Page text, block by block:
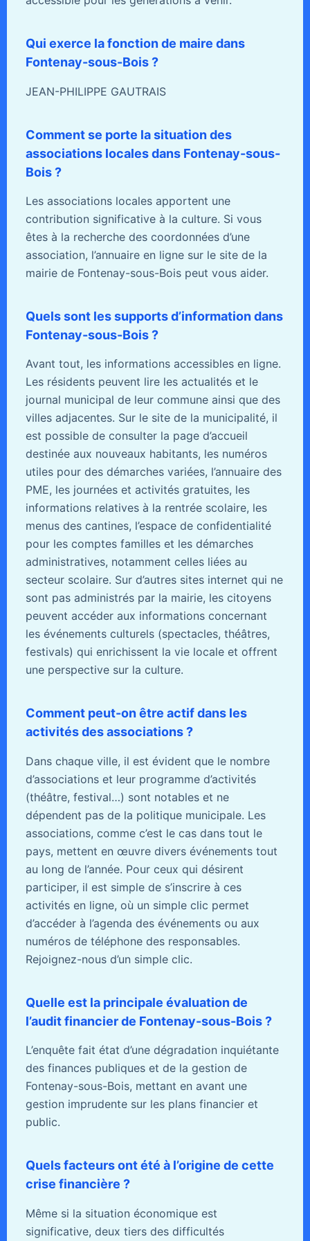
Qui exerce la fonction de maire dans
Fontenay-sous-Bois ?
JEAN-PHILIPPE GAUTRAIS
Comment se porte la situation des
associations locales dans Fontenay-sous-
Bois ?
Les associations locales apportent une
contribution significative à la culture. Si vous
êtes à la recherche des coordonnées d’une
association, l’annuaire en ligne sur le site de la
mairie de Fontenay-sous-Bois peut vous aider.
Quels sont les supports d’information dans
Fontenay-sous-Bois ?
Avant tout, les informations accessibles en ligne.
Les résidents peuvent lire les actualités et le
journal municipal de leur commune ainsi que des
villes adjacentes. Sur le site de la municipalité, il
est possible de consulter la page d’accueil
destinée aux nouveaux habitants, les numéros
utiles pour des démarches variées, l’annuaire des
PME, les journées et activités gratuites, les
informations relatives à la rentrée scolaire, les
menus des cantines, l’espace de confidentialité
pour les comptes familles et les démarches
administratives, notamment celles liées au
secteur scolaire. Sur d’autres sites internet qui ne
sont pas administrés par la mairie, les citoyens
peuvent accéder aux informations concernant
les événements culturels (spectacles, théâtres,
festivals) qui enrichissent la vie locale et offrent
une perspective sur la culture.
Comment peut-on être actif dans les
activités des associations ?
Dans chaque ville, il est évident que le nombre
d’associations et leur programme d’activités
(théâtre, festival…) sont notables et ne
dépendent pas de la politique municipale. Les
associations, comme c’est le cas dans tout le
pays, mettent en œuvre divers événements tout
au long de l’année. Pour ceux qui désirent
participer, il est simple de s’inscrire à ces
activités en ligne, où un simple clic permet
d’accéder à l’agenda des événements ou aux
numéros de téléphone des responsables.
Rejoignez-nous d’un simple clic.
Quelle est la principale évaluation de
l’audit financier de Fontenay-sous-Bois ?
L’enquête fait état d’une dégradation inquiétante
des finances publiques et de la gestion de
Fontenay-sous-Bois, mettant en avant une
gestion imprudente sur les plans financier et
public.
Quels facteurs ont été à l’origine de cette
crise financière ?
Même si la situation économique est
significative, deux tiers des difficultés